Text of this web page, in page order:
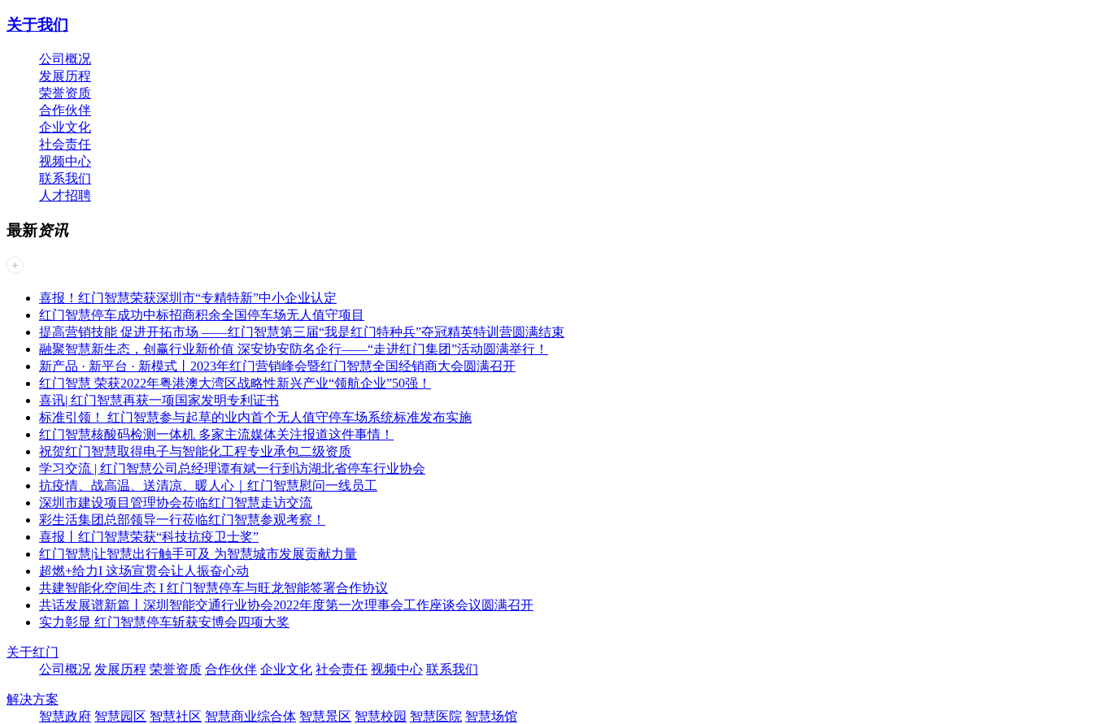
关于我们
公司概况
发展历程
荣誉资质
合作伙伴
企业文化
社会责任
视频中心
联系我们
人才招聘
最新资讯
喜报！红门智慧荣获深圳市“专精特新”中小企业认定
红门智慧停车成功中标招商积余全国停车场无人值守项目
提高营销技能 促进开拓市场 ——红门智慧第三届“我是红门特种兵”夺冠精英特训营圆满结束
融聚智慧新生态，创赢行业新价值 深安协安防名企行——“走进红门集团”活动圆满举行！
新产品 · 新平台 · 新模式丨2023年红门营销峰会暨红门智慧全国经销商大会圆满召开
红门智慧 荣获2022年粤港澳大湾区战略性新兴产业“领航企业”50强！
喜讯| 红门智慧再获一项国家发明专利证书
标准引领！ 红门智慧参与起草的业内首个无人值守停车场系统标准发布实施
红门智慧核酸码检测一体机 多家主流媒体关注报道这件事情！
祝贺红门智慧取得电子与智能化工程专业承包二级资质
学习交流 | 红门智慧公司总经理谭有斌一行到访湖北省停车行业协会
抗疫情、战高温、送清凉、暖人心｜红门智慧慰问一线员工
深圳市建设项目管理协会莅临红门智慧走访交流
彩生活集团总部领导一行莅临红门智慧参观考察！
喜报丨红门智慧荣获“科技抗疫卫士奖”
红门智慧|让智慧出行触手可及 为智慧城市发展贡献力量
超燃+给力I 这场宣贯会让人振奋心动
共建智能化空间生态 I 红门智慧停车与旺龙智能签署合作协议
共话发展谱新篇丨深圳智能交通行业协会2022年度第一次理事会工作座谈会议圆满召开
实力彰显 红门智慧停车斩获安博会四项大奖
关于红门
公司概况 发展历程 荣誉资质 合作伙伴 企业文化 社会责任 视频中心 联系我们
解决方案
智慧政府 智慧园区 智慧社区 智慧商业综合体 智慧景区 智慧校园 智慧医院 智慧场馆